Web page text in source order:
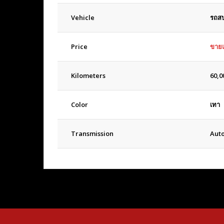
Vehicle รถส
Price ขาย
Kilometers
Color เทา
Transmission